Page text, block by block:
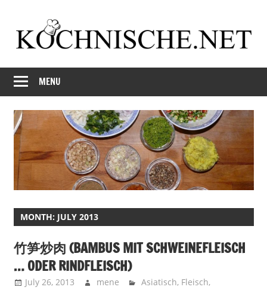
content
Kochnische.net
another
Foodblog
MENU
MONTH: JULY 2013
竹笋炒肉 (BAMBUS MIT SCHWEINEFLEISCH
… ODER RINDFLEISCH)
July 26, 2013 mene Asiatisch, Fleisch,